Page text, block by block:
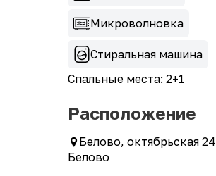
Микроволновка
Стиральная машина
Спальные места: 2+1
Расположение
Белово, октябрьская 24
Белово